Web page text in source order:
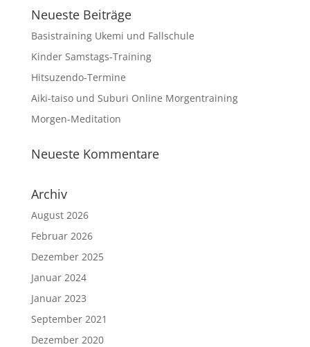
Neueste Beiträge
Basistraining Ukemi und Fallschule
Kinder Samstags-Training
Hitsuzendo-Termine
Aiki-taiso und Suburi Online Morgentraining
Morgen-Meditation
Neueste Kommentare
Archiv
August 2026
Februar 2026
Dezember 2025
Januar 2024
Januar 2023
September 2021
Dezember 2020